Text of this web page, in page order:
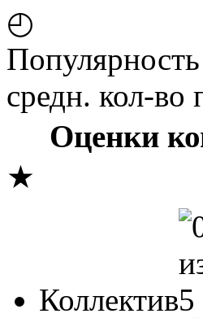
◴
Популярность
средн. кол-во
Оценки
★
Коллектив